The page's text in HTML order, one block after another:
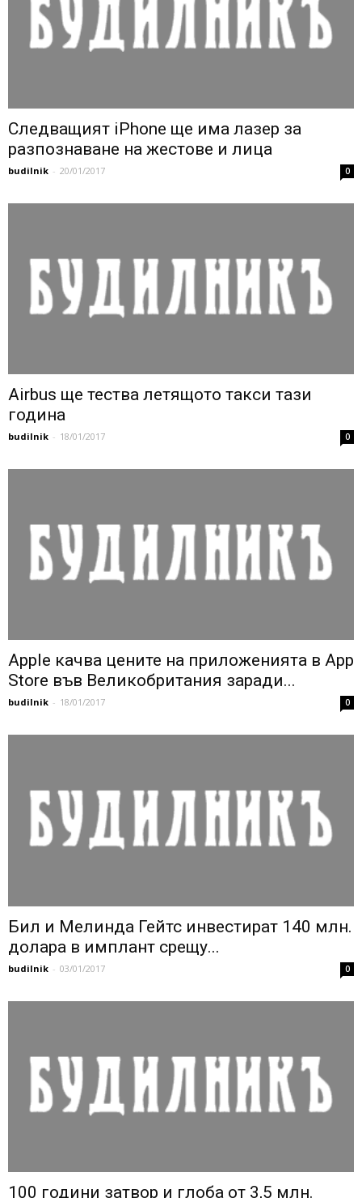
Следващият iPhone ще има лазер за
разпознаване на жестове и лица
budilnik - 20/01/2017 0
Airbus ще тества летящото такси тази
година
budilnik - 18/01/2017 0
Apple качва цените на приложенията в App
Store във Великобритания заради...
budilnik - 18/01/2017 0
Бил и Мелинда Гейтс инвестират 140 млн.
долара в имплант срещу...
budilnik - 03/01/2017 0
100 години затвор и глоба от 3,5 млн.